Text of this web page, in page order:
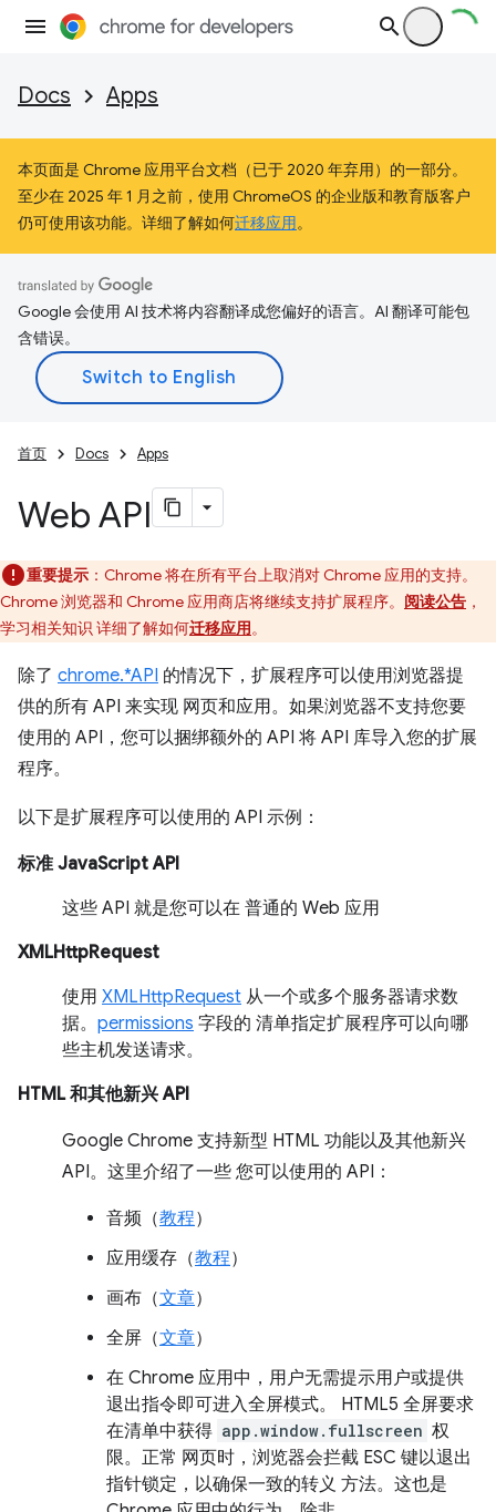
Docs Apps
本页面是 Chrome 应用平台文档（已于 2020 年弃用）的一部分。
至少在 2025 年 1 月之前，使用 ChromeOS 的企业版和教育版客户
仍可使用该功能。详细了解如何迁移应用。
Google 会使用 AI 技术将内容翻译成您偏好的语言。AI 翻译可能包
含错误。
首页 Docs Apps
Web API
重要提示 ：Chrome 将在所有平台上取消对 Chrome 应用的支持。
Chrome 浏览器和 Chrome 应用商店将继续支持扩展程序。 阅读公告 ，
学习相关知识 详细了解如何迁移应用。
除了 chrome.*API 的情况下，扩展程序可以使用浏览器提
供的所有 API 来实现 网页和应用。如果浏览器不支持您要
使用的 API，您可以捆绑额外的 API 将 API 库导入您的扩展
程序。
以下是扩展程序可以使用的 API 示例：
标准 JavaScript API
这些 API 就是您可以在 普通的 Web 应用
XMLHttpRequest
使用 XMLHttpRequest 从一个或多个服务器请求数
据。 permissions 字段的 清单指定扩展程序可以向哪
些主机发送请求。
HTML 和其他新兴 API
Google Chrome 支持新型 HTML 功能以及其他新兴
API。这里介绍了一些 您可以使用的 API：
音频（教程）
应用缓存（教程）
画布（文章）
全屏（文章）
在 Chrome 应用中，用户无需提示用户或提供
退出指令即可进入全屏模式。 HTML5 全屏要求
在清单中获得 app.window.fullscreen 权
限。正常 网页时，浏览器会拦截 ESC 键以退出
指针锁定，以确保一致的转义 方法。这也是